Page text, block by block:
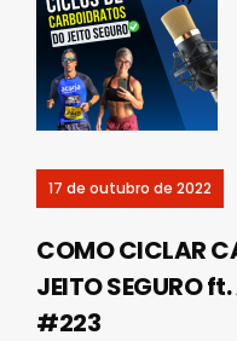
17 de outubro de 2022
COMO CICLAR
JEITO SEGURO
#223